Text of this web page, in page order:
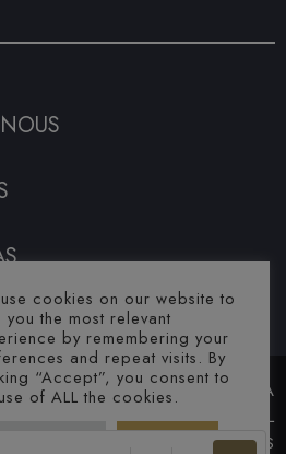
DE
© SAHARA
HOTEL. ALL
RIGHTS
cookies on our website to
you the most relevant
by remembering your
and repeat visits. By
“Accept”, you consent to
of ALL the cookies.